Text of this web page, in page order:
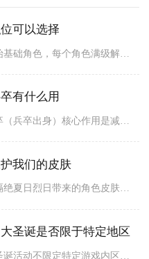
可以选择
有什么用
三国志战略版中武将卒（兵卒出身）核心作用是减统御、提体力恢复...
我们的皮肤
光遇太阳伞能够完全隔绝夏日烈日带来的角色皮肤灼伤效果，同时持...
圣诞是否限于特定地区